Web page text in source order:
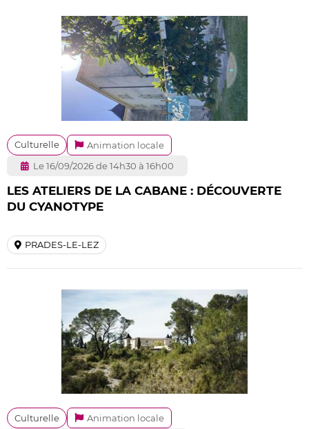
Culturelle
Animation locale
Le 16/09/2026 de 14h30 à 16h00
LES ATELIERS DE LA CABANE : DÉCOUVERTE
DU CYANOTYPE
PRADES-LE-LEZ
Culturelle
Animation locale